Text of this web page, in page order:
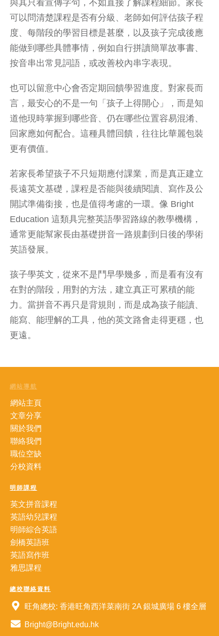
與其只看宣傳字句，不如直接了解課程細節。家長
可以問清楚課程是否有分級、老師如何評估孩子程
度、每階段的學習目標是甚麼，以及孩子完成後應
能做到哪些具體事情，例如自行拼讀簡單故事書、
按音串出常見詞語，或改善校內串字表現。
也可以留意中心會否定期回饋學習進度。對家長而
言，最安心的不是一句「孩子上得開心」，而是知
道他現時掌握到哪些音、仍在哪些位置容易混淆、
回家應如何配合。這種具體回饋，往往比華麗包裝
更有價值。
若家長希望孩子不只短期應付課業，而是真正建立
長遠英文基礎，課程是否能與後續閱讀、寫作及公
開試準備銜接，也是值得考慮的一環。像 Bright
Education 這類具完整英語學習路線的教學機構，
通常更能幫家長由基礎拼音一路規劃到日後的學術
英語發展。
孩子學英文，從來不是鬥早學幾多，而是看有沒有
在對的階段，用對的方法，建立真正可累積的能
力。當拼音不再只是背規則，而是成為孩子能讀、
能寫、能理解的工具，他的英文路會走得更穩，也
更遠。
網站導航
網站主頁
文章分享
關於我們
聯絡我們
職位空缺
分校資料
明師課程
英文拼音課程
英語幼兒課程
明師綜合英語
劍橋英語班
英語寫作班
雅思課程
總校聯絡資料
旺角總校: 香港旺角西洋菜南街 2A 銀城廣場 6 樓全層
Bright@Bright.edu.hk